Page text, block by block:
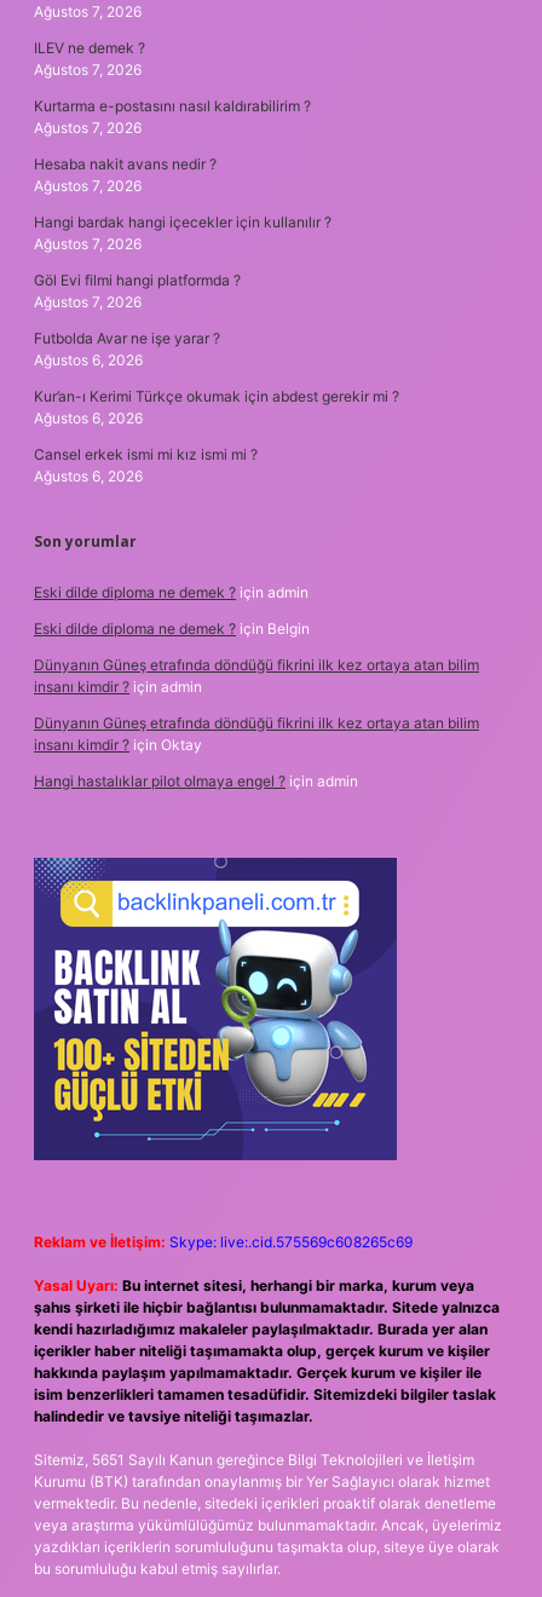
Ağustos 7, 2026
ILEV ne demek ?
Ağustos 7, 2026
Kurtarma e-postasını nasıl kaldırabilirim ?
Ağustos 7, 2026
Hesaba nakit avans nedir ?
Ağustos 7, 2026
Hangi bardak hangi içecekler için kullanılır ?
Ağustos 7, 2026
Göl Evi filmi hangi platformda ?
Ağustos 7, 2026
Futbolda Avar ne işe yarar ?
Ağustos 6, 2026
Kur’an-ı Kerimi Türkçe okumak için abdest gerekir mi ?
Ağustos 6, 2026
Cansel erkek ismi mi kız ismi mi ?
Ağustos 6, 2026
Son yorumlar
Eski dilde diploma ne demek ? için admin
Eski dilde diploma ne demek ? için Belgin
Dünyanın Güneş etrafında döndüğü fikrini ilk kez ortaya atan bilim
insanı kimdir ? için admin
Dünyanın Güneş etrafında döndüğü fikrini ilk kez ortaya atan bilim
insanı kimdir ? için Oktay
Hangi hastalıklar pilot olmaya engel ? için admin
Reklam ve İletişim: Skype: live:.cid.575569c608265c69
Yasal Uyarı: Bu internet sitesi, herhangi bir marka, kurum veya
şahıs şirketi ile hiçbir bağlantısı bulunmamaktadır. Sitede yalnızca
kendi hazırladığımız makaleler paylaşılmaktadır. Burada yer alan
içerikler haber niteliği taşımamakta olup, gerçek kurum ve kişiler
hakkında paylaşım yapılmamaktadır. Gerçek kurum ve kişiler ile
isim benzerlikleri tamamen tesadüfidir. Sitemizdeki bilgiler taslak
halindedir ve tavsiye niteliği taşımazlar.
Sitemiz, 5651 Sayılı Kanun gereğince Bilgi Teknolojileri ve İletişim
Kurumu (BTK) tarafından onaylanmış bir Yer Sağlayıcı olarak hizmet
vermektedir. Bu nedenle, sitedeki içerikleri proaktif olarak denetleme
veya araştırma yükümlülüğümüz bulunmamaktadır. Ancak, üyelerimiz
yazdıkları içeriklerin sorumluluğunu taşımakta olup, siteye üye olarak
bu sorumluluğu kabul etmiş sayılırlar.